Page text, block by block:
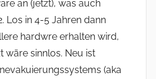
an (jetzt), was auch
Los in 4-5 Jahren dann
hardwre erhalten wird,
wäre sinnlos. Neu ist
(aka